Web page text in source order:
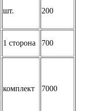
шт. 200
1 сторона 700
комплект 7000